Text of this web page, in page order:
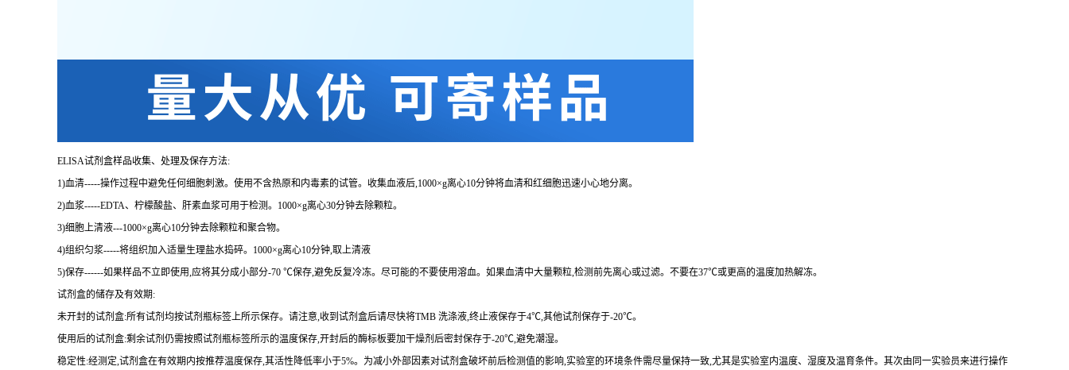
ELISA试剂盒样品收集、处理及保存方法:
1)血清-----操作过程中避免任何细胞刺激。使用不含热原和内毒素的试管。收集血液后,1000×g离心10分钟将血清和红细胞迅速小心地分离。
2)血浆-----EDTA、柠檬酸盐、肝素血浆可用于检测。 1000×g离心30分钟去除颗粒。
3)细胞上清液---1000×g离心10分钟去除颗粒和聚合物。
4)组织匀浆-----将组织加入适量生理盐水捣碎。 1000×g离心10分钟,取上清液
5)保存------如果样品不立即使用,应将其分成小部分-70 ℃保存,避免反复冷冻。尽可能的不要使用溶血。如果血清中大量颗粒,检测前先离心或过滤。不要在37℃或更高的温度加热解冻。
试剂盒的储存及有效期:
未开封的试剂盒:所有试剂均按试剂瓶标签上所示保存。请注意,收到试剂盒后请尽快将TMB 洗涤液,终止液保存于4℃,其他试剂保存于-20℃。
使用后的试剂盒:剩余试剂仍需按照试剂瓶标签所示的温度保存,开封后的酶标板要加干燥剂后密封保存于-20℃,避免潮湿。
稳定性:经测定,试剂盒在有效期内按推荐温度保存,其活性降低率小于5%。为减小外部因素对试剂盒破坏前后检测值的影响,实验室的环境条件需尽量保持一致,尤其是实验室内温度、湿度及温育条件。其次由同一实验员来进行操作